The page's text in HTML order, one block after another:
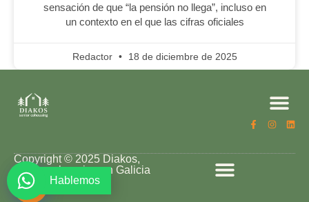
sensación de que “la pensión no llega”, incluso en
un contexto en el que las cifras oficiales
Redactor 18 de diciembre de 2025
Copyright © 2025 Diakos,
senior cohousing en Galicia
Hablemos